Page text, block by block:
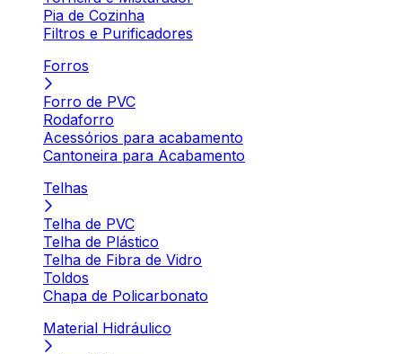
Pia de Cozinha
Filtros e Purificadores
Forros
Forro de PVC
Rodaforro
Acessórios para acabamento
Cantoneira para Acabamento
Telhas
Telha de PVC
Telha de Plástico
Telha de Fibra de Vidro
Toldos
Chapa de Policarbonato
Material Hidráulico